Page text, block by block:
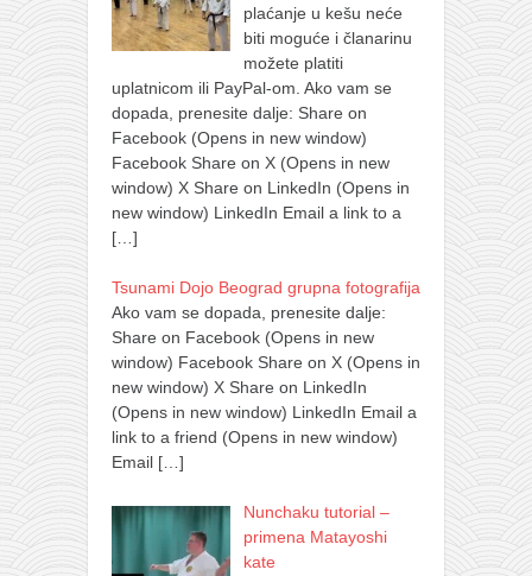
plaćanje u kešu neće
biti moguće i članarinu
možete platiti
uplatnicom ili PayPal-om. Ako vam se
dopada, prenesite dalje: Share on
Facebook (Opens in new window)
Facebook Share on X (Opens in new
window) X Share on LinkedIn (Opens in
new window) LinkedIn Email a link to a
[…]
Tsunami Dojo Beograd grupna fotografija
Ako vam se dopada, prenesite dalje:
Share on Facebook (Opens in new
window) Facebook Share on X (Opens in
new window) X Share on LinkedIn
(Opens in new window) LinkedIn Email a
link to a friend (Opens in new window)
Email […]
Nunchaku tutorial –
primena Matayoshi
kate